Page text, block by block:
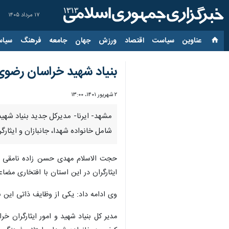
۱۷ مرداد ۱۴۰۵
عناوین‌ سیاست اقتصاد ورزش جهان جامعه فرهنگ
بنیاد شهید خراسان
۲ شهریور ۱۴۰۱، ۱۳:۰۰